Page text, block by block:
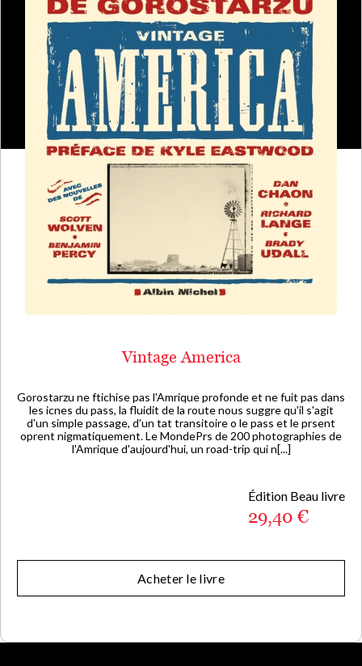
Vintage America
Gorostarzu ne ftichise pas l'Amrique profonde et ne fuit pas dans
les icnes du pass, la fluidit de la route nous suggre qu'il s'agit
d'un simple passage, d'un tat transitoire o le pass et le prsent
oprent nigmatiquement. Le MondePrs de 200 photographies de
l'Amrique d'aujourd'hui, un road-trip qui n[...]
Édition Beau livre
29,40 €
Acheter le livre